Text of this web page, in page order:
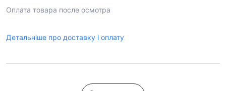
Оплата товара после осмотра
Детальніше про доставку і оплату